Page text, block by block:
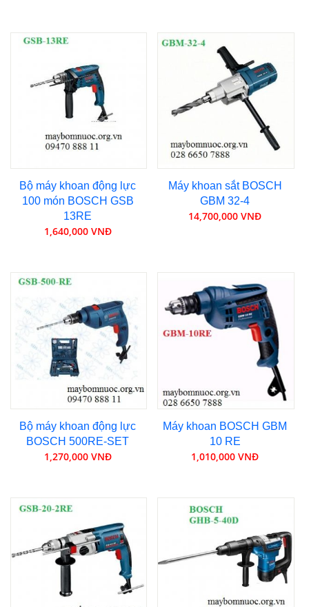
Bộ máy khoan động lực
100 món BOSCH GSB
13RE
1,640,000 VNĐ
Máy khoan sắt BOSCH
GBM 32-4
14,700,000 VNĐ
Bộ máy khoan động lực
BOSCH 500RE-SET
1,270,000 VNĐ
Máy khoan BOSCH GBM
10 RE
1,010,000 VNĐ